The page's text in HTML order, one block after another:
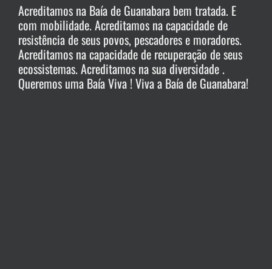
Acreditamos na Baía de Guanabara bem tratada. E
com mobilidade. Acreditamos na capacidade de
resistência de seus povos, pescadores e moradores.
Acreditamos na capacidade de recuperação de seus
ecossistemas. Acreditamos na sua diversidade .
Queremos uma Baía Viva ! Viva a Baía de Guanabara!